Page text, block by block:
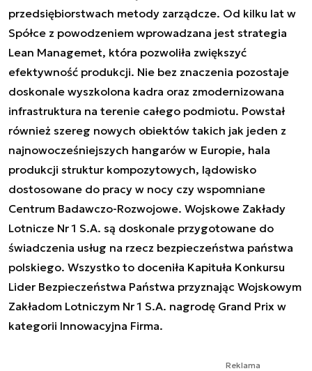
przedsiębiorstwach metody zarządcze. Od kilku lat w
Spółce z powodzeniem wprowadzana jest strategia
Lean Managemet, która pozwoliła zwiększyć
efektywność produkcji. Nie bez znaczenia pozostaje
doskonale wyszkolona kadra oraz zmodernizowana
infrastruktura na terenie całego podmiotu. Powstał
również szereg nowych obiektów takich jak jeden z
najnowocześniejszych hangarów w Europie, hala
produkcji struktur kompozytowych, lądowisko
dostosowane do pracy w nocy czy wspomniane
Centrum Badawczo-Rozwojowe. Wojskowe Zakłady
Lotnicze Nr 1 S.A. są doskonale przygotowane do
świadczenia usług na rzecz bezpieczeństwa państwa
polskiego. Wszystko to doceniła Kapituła Konkursu
Lider Bezpieczeństwa Państwa przyznając Wojskowym
Zakładom Lotniczym Nr 1 S.A. nagrodę Grand Prix w
kategorii Innowacyjna Firma.
Reklama